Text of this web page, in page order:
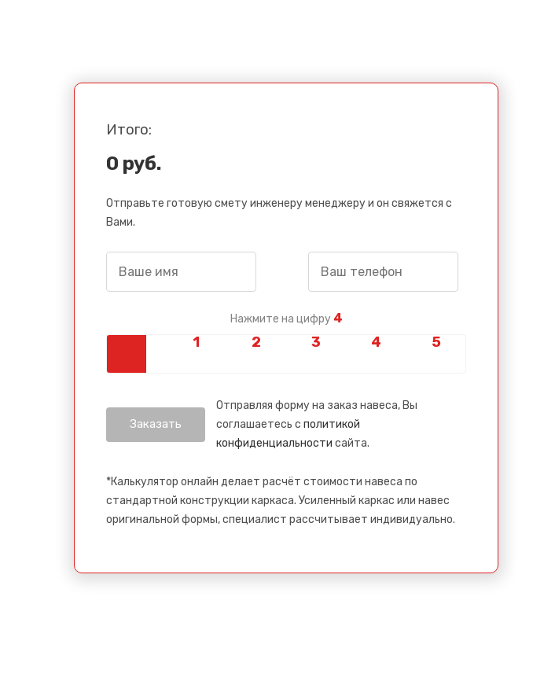
Итого:
0 руб.
Отправьте готовую смету инженеру менеджеру и он свяжется с
Вами.
Нажмите на цифру 4
Отправляя форму на заказ навеса, Вы
соглашаетесь с политикой
конфиденциальности сайта.
*Калькулятор онлайн делает расчёт стоимости навеса по
стандартной конструкции каркаса. Усиленный каркас или навес
оригинальной формы, специалист рассчитывает индивидуально.